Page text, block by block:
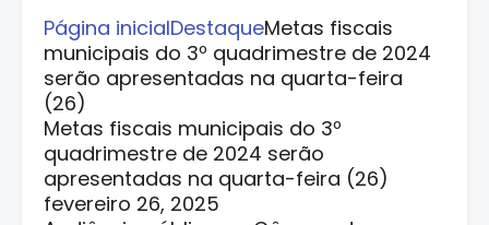
Página inicialDestaqueMetas fiscais
municipais do 3º quadrimestre de 2024
serão apresentadas na quarta-feira
(26)
Metas fiscais municipais do 3º
quadrimestre de 2024 serão
apresentadas na quarta-feira (26)
fevereiro 26, 2025